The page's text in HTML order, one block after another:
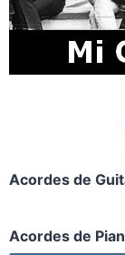
Acordes de
Acordes de